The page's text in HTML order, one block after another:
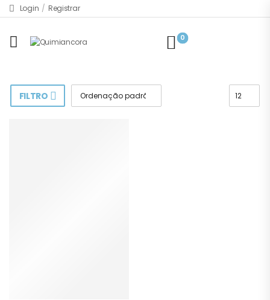
Login / Registrar
0
FILTRO